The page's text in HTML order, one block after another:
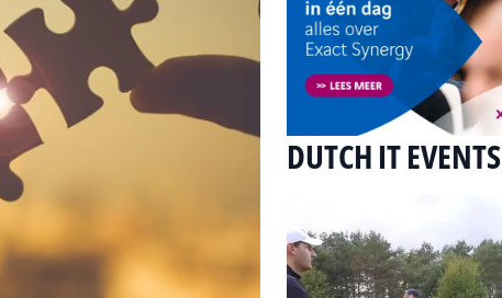
DUTCH IT EVENTS